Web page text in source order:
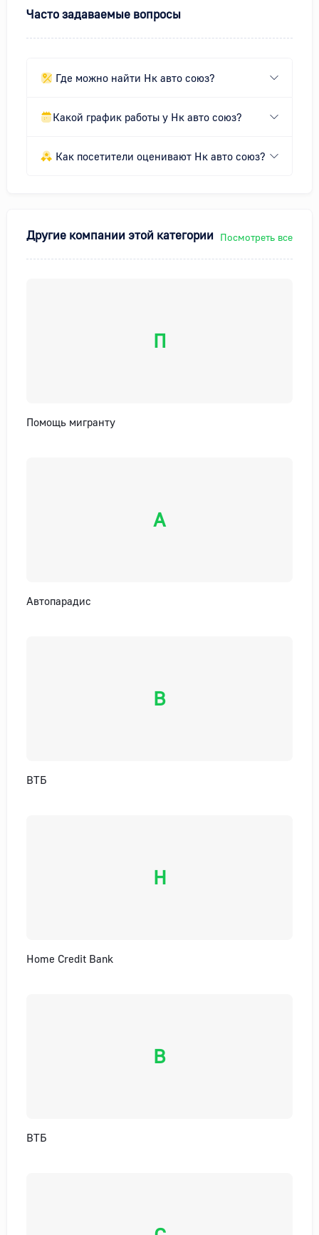
Часто задаваемые вопросы
Где можно найти Нк авто союз?
Какой график работы у Нк авто союз?
Как посетители оценивают Нк авто союз?
Другие компании этой категории Посмотреть все
П
Помощь мигранту
А
Автопарадис
В
ВТБ
H
Home Credit Bank
В
ВТБ